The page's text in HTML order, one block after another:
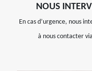
NOUS
En cas d’urgence, nous
à nous contacter